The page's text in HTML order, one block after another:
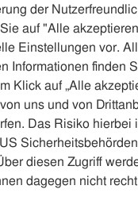
der
auf "Alle
Einstellungen vor.
Informationen finden
Klick auf „Alle
uns und von
Das Risiko hierbei
diesen Zugriff
dagegen nicht